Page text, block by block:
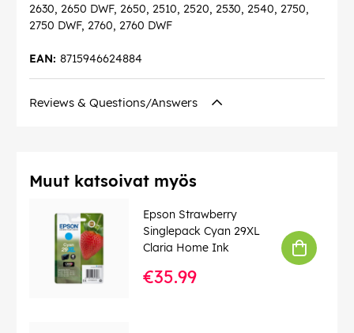
2630, 2650 DWF, 2650, 2510, 2520, 2530, 2540, 2750,
2750 DWF, 2760, 2760 DWF
8715946624884
EAN:
Reviews & Questions/Answers
Muut katsoivat myös
Epson Strawberry
Singlepack Cyan 29XL
Claria Home Ink
€35.99